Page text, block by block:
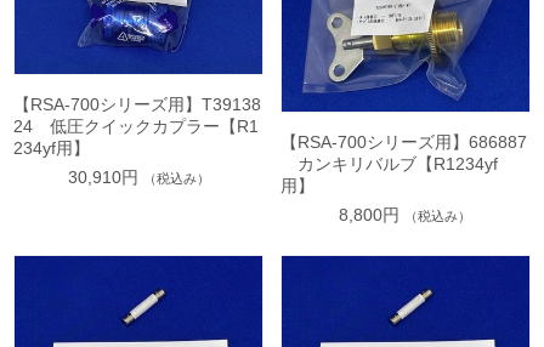
【RSA-700シリーズ用】T39138
24 低圧クイックカプラー【R1
234yf用】
30,910円
（税込み）
【RSA-700シリーズ用】686887
カンキリバルブ【R1234yf
用】
8,800円
（税込み）